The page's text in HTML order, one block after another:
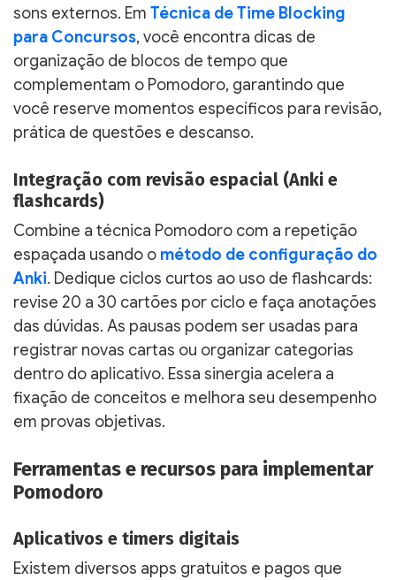
sons externos. Em Técnica de Time Blocking
para Concursos, você encontra dicas de
organização de blocos de tempo que
complementam o Pomodoro, garantindo que
você reserve momentos específicos para revisão,
prática de questões e descanso.
Integração com revisão espacial (Anki e
flashcards)
Combine a técnica Pomodoro com a repetição
espaçada usando o método de configuração do
Anki. Dedique ciclos curtos ao uso de flashcards:
revise 20 a 30 cartões por ciclo e faça anotações
das dúvidas. As pausas podem ser usadas para
registrar novas cartas ou organizar categorias
dentro do aplicativo. Essa sinergia acelera a
fixação de conceitos e melhora seu desempenho
em provas objetivas.
Ferramentas e recursos para implementar
Pomodoro
Aplicativos e timers digitais
Existem diversos apps gratuitos e pagos que